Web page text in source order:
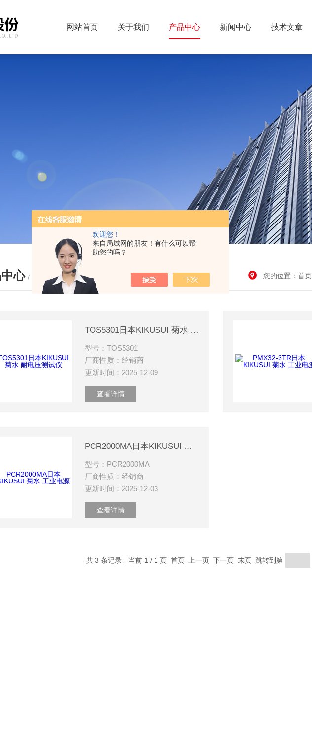
欢迎您！
来自局域网的朋友！有什么可以帮
助您的吗？
网站首页 关于我们 产品中心 新闻中心 技术文章
心 / PRODUCTS 您的位置： 首页
TOS5301日本KIKUSUI 菊水 耐电压测试仪
型号：TOS5301
厂商性质：经销商
更新时间：2025-12-09
查看详情
PCR2000MA日本KIKUSUI 菊水 工业电源
型号：PCR2000MA
厂商性质：经销商
更新时间：2025-12-03
查看详情
共 3 条记录，当前 1 / 1 页 首页 上一页 下一页 末页 跳转到第